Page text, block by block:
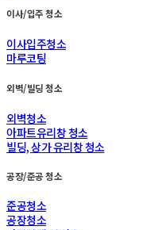
이사/입주 청소
이사입주청소
마루코팅
외벽/빌딩 청소
외벽청소
아파트유리창 청소
빌딩, 상가 유리창 청소
공장/준공 청소
준공청소
공장청소